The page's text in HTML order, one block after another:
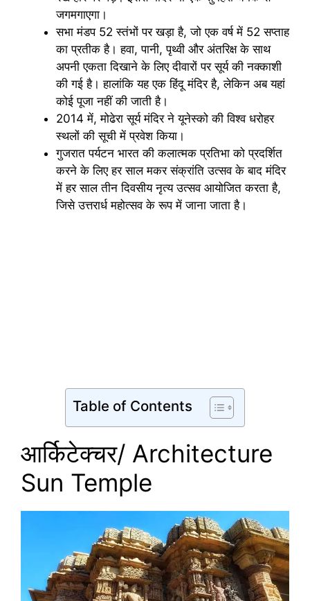
जगमगाएगा।
सभा मंडप 52 स्तंभों पर खड़ा है, जो एक वर्ष में 52 सप्ताह
का प्रतीक है। हवा, पानी, पृथ्वी और अंतरिक्ष के साथ
अपनी एकता दिखाने के लिए दीवारों पर सूर्य की नक्काशी
की गई है। हालांकि यह एक हिंदू मंदिर है, लेकिन अब यहां
कोई पूजा नहीं की जाती है।
2014 में, मोढेरा सूर्य मंदिर ने यूनेस्को की विश्व धरोहर
स्थलों की सूची में प्रवेश किया।
गुजरात पर्यटन भारत की कलात्मक प्रतिभा को प्रदर्शित
करने के लिए हर साल मकर संक्रांति उत्सव के बाद मंदिर
में हर साल तीन दिवसीय नृत्य उत्सव आयोजित करता है,
जिसे उत्तरार्ध महोत्सव के रूप में जाना जाता है।
Table of Contents
आर्किटेक्चर/ Architecture
Sun Temple